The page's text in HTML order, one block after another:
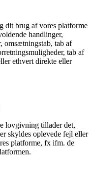
dit brug af vores platforme
handlinger,
omsætningstab, tab af
tab af
ethvert direkte eller
lovgivning tillader det,
skyldes oplevede fejl eller
platforme, fx ifm. de